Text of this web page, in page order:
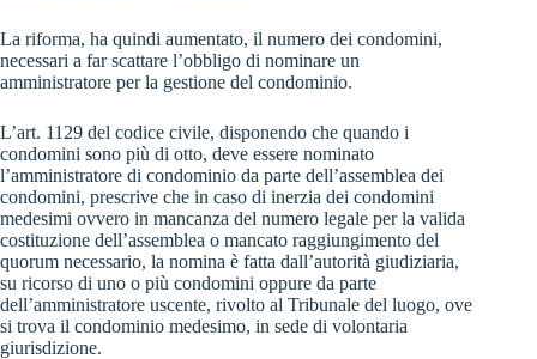
La riforma, ha quindi aumentato, il numero dei condomini,
necessari a far scattare l’obbligo di nominare un
amministratore per la gestione del condominio.
L’art. 1129 del codice civile, disponendo che quando i
condomini sono più di otto, deve essere nominato
l’amministratore di condominio da parte dell’assemblea dei
condomini, prescrive che in caso di inerzia dei condomini
medesimi ovvero in mancanza del numero legale per la valida
costituzione dell’assemblea o mancato raggiungimento del
quorum necessario, la nomina è fatta dall’autorità giudiziaria,
su ricorso di uno o più condomini oppure da parte
dell’amministratore uscente, rivolto al Tribunale del luogo, ove
si trova il condominio medesimo, in sede di volontaria
giurisdizione.